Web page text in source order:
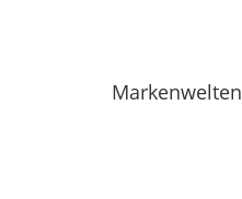
Markenwelten